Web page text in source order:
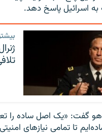
اسرائیل پاسخ دهد.
گفت: «یک اصل ساده
تا تمامی نیازهای